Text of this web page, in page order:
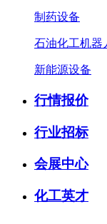
制药设备
石油化工机器
新能源设备
行情报价
行业招标
会展中心
化工英才